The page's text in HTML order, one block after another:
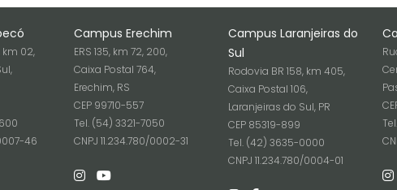
km 02,
46
Campus Erechim
ERS 135, km 72, 200,
Caixa Postal 764,
Erechim, RS
CEP 99710-557
Tel. (54) 3321-7050
CNPJ 11.234.780/0002-31
Campus Laranjeiras do
Sul
Rodovia BR 158, km 405,
Caixa Postal 106,
Laranjeiras do Sul, PR
CEP 85319-899
Tel. (42) 3635-0000
CNPJ 11.234.780/0004-01